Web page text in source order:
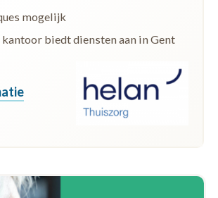
mogelijk
biedt diensten aan in Gent